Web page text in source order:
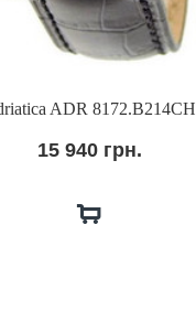
ADR 8172.B214CH
15 940 грн.